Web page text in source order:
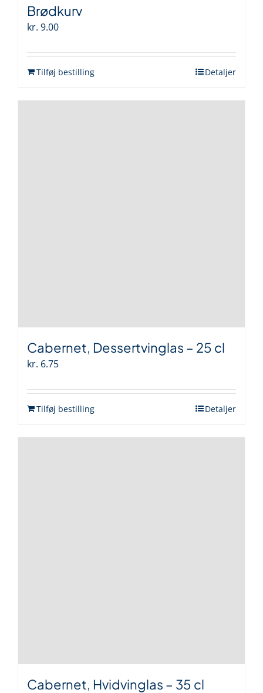
Brødkurv
kr. 9.00
Tilføj bestilling Detaljer
Cabernet, Dessertvinglas – 25 cl
kr. 6.75
Tilføj bestilling Detaljer
Cabernet, Hvidvinglas – 35 cl